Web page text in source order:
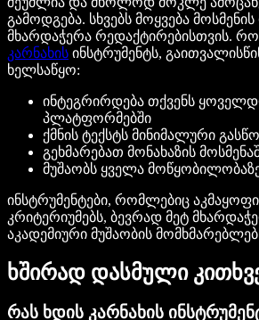
გამოდგება. სხვებს მოყვება
მხარდაჭერა რედაქტირებისთვის.
კარნახის ინსტრუმენტს,
ხელსაწყო:
ინტეგრირდება თქვენს
პლატფორმებში
ქმნის ტექსტს მინიმალური
გეხმარებათ მონახაზის
მუშაობს ყველა
ინსტრუმენტები, რომლებიც
კრიტერიუმებს, ბევრად მეტ
აკადემიური მუშაობის
ხშირად დასმული
რას ხდის კარნახის